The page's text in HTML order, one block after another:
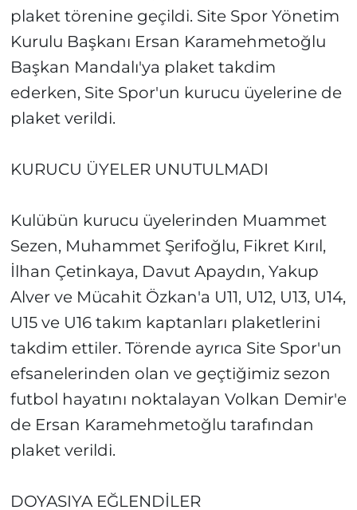
plaket törenine geçildi. Site Spor Yönetim
Kurulu Başkanı Ersan Karamehmetoğlu
Başkan Mandalı'ya plaket takdim
ederken, Site Spor'un kurucu üyelerine de
plaket verildi.
KURUCU ÜYELER UNUTULMADI
Kulübün kurucu üyelerinden Muammet
Sezen, Muhammet Şerifoğlu, Fikret Kırıl,
İlhan Çetinkaya, Davut Apaydın, Yakup
Alver ve Mücahit Özkan'a U11, U12, U13, U14,
U15 ve U16 takım kaptanları plaketlerini
takdim ettiler. Törende ayrıca Site Spor'un
efsanelerinden olan ve geçtiğimiz sezon
futbol hayatını noktalayan Volkan Demir'e
de Ersan Karamehmetoğlu tarafından
plaket verildi.
DOYASIYA EĞLENDİLER